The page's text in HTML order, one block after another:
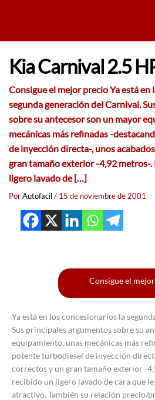
Kia Carnival 2.5
Consigue el mejor precio Ya está en
segunda generación del Carnival.
sobre su antecesor son un mayor
mecánicas más refinadas -
de inyección directa-, unos
gran tamaño exterior -4,92 metros-.
ligero lavado de […]
PorAutofacil/ 15 de noviembre de 2001
Consigue el
Ya está en los concesionarios la
Sus principales argumentos sobre su
equipamiento, unas mecánicas más
potente turbodiesel de inyección
correctos y un gran tamaño exterior -
recibido un ligero lavado de cara que
atractivo. También su relación precio/